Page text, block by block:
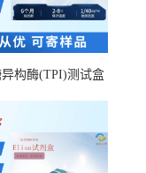
构酶(TPI)测试盒